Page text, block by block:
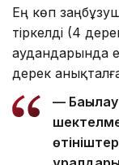
Ең көп
тіркелді (4
аудандарында
дерек
—